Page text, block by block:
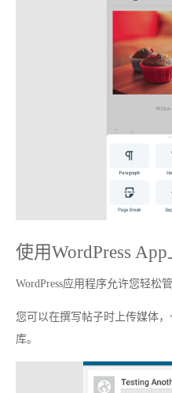
使用WordPress
WordPress应用程序允许您轻松
您可以在撰写帖子时上传媒体
库。